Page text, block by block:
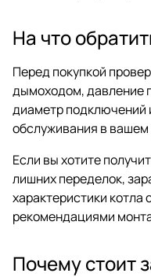
На что
Перед покупкой
дымоходом, давление
диаметр подключений
обслуживания в вашем
Если вы хотите
лишних переделок,
характеристики котла
рекомендациями
Почему стоит